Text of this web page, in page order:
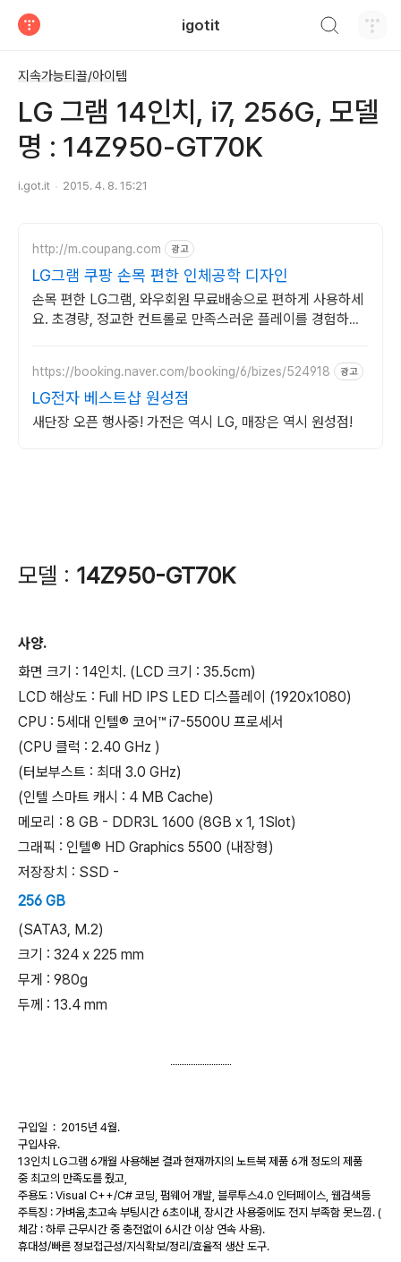
igotit
지속가능티끌/아이템
LG 그램 14인치, i7, 256G, 모델
명 : 14Z950-GT70K
i.got.it 2015. 4. 8. 15:21
http://m.coupang.com 광고
LG그램 쿠팡 손목 편한 인체공학 디자인
손목 편한 LG그램, 와우회원 무료배송으로 편하게 사용하세
요. 초경량, 정교한 컨트롤로 만족스러운 플레이를 경험하세
https://booking.naver.com/booking/6/bizes/524918 광고
LG전자 베스트샵 원성점
새단장 오픈 행사중! 가전은 역시 LG, 매장은 역시 원성점!
모델 : 14Z950-GT70K
사양.
화면 크기 : 14인치. (LCD 크기 : 35.5cm)
LCD 해상도 : Full HD IPS LED 디스플레이 (1920x1080)
CPU : 5세대 인텔® 코어™ i7-5500U 프로세서
(CPU 클럭 : 2.40 GHz )
(터보부스트 : 최대 3.0 GHz)
(인텔 스마트 캐시 : 4 MB Cache)
메모리 : 8 GB - DDR3L 1600 (8GB x 1, 1Slot)
그래픽 : 인텔® HD Graphics 5500 (내장형)
저장장치 : SSD -
256 GB
(SATA3, M.2)
크기 : 324 x 225 mm
무게 : 980g
두께 : 13.4 mm
구입일 : 2015년 4월.
구입사유.
13인치 LG그램 6개월 사용해본 결과 현재까지의 노트북 제품 6개 정도의 제품
중 최고의 만족도를 줬고,
주용도 : Visual C++/C# 코딩, 펌웨어 개발, 블루투스4.0 인터페이스, 웹검색등
주특징 : 가벼움,초고속 부팅시간 6초이내, 장시간 사용중에도 전지 부족함 못느낌. (
체감 : 하루 근무시간 중 충전없이 6시간 이상 연속 사용).
휴대성/빠른 정보접근성/지식확보/정리/효율적 생산 도구.